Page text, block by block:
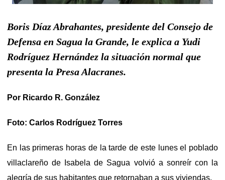
Boris Díaz Abrahantes, presidente del Consejo de
Defensa en Sagua la Grande, le explica a Yudi
Rodríguez Hernández la situación normal que
presenta la Presa Alacranes.
Por Ricardo R. González
Foto: Carlos Rodríguez Torres
En las primeras horas de la tarde de este lunes el poblado
villaclareño de Isabela de Sagua volvió a sonreír con la
alegría de sus habitantes que retornaban a sus viviendas.